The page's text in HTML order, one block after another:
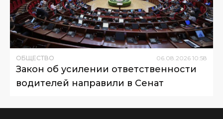
ОБЩЕСТВО 06 08 2026 10:58
Закон об усилении ответственности
водителей направили в Сенат